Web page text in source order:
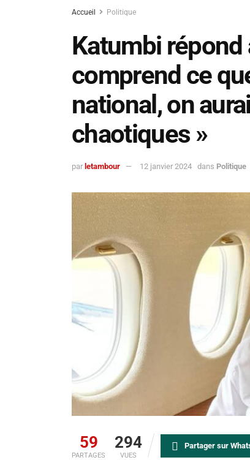
Accueil Politique
Katumbi répond
comprend ce
national, on
chaotiques »
par letambour 12 janvier 2024 dans Politique
59
PARTAGES
294
VUES
Partager sur